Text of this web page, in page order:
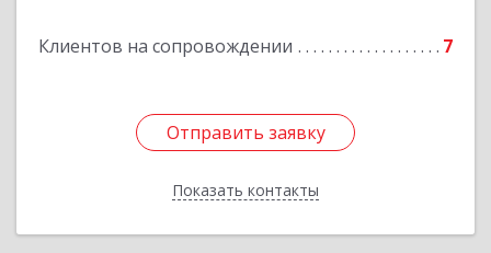
Клиентов на сопровождении 7
Отправить заявку
Показать контакты
Подробнее
Отправить заявку
Назад